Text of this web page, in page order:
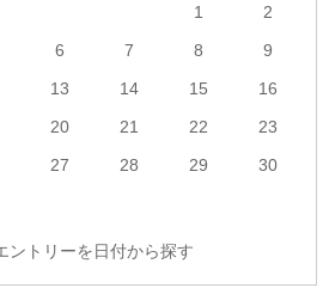
1
2
6 7 8
9
13 14 15
16
20 21 22
23
27 28 29
30
ントリーを日付から探す